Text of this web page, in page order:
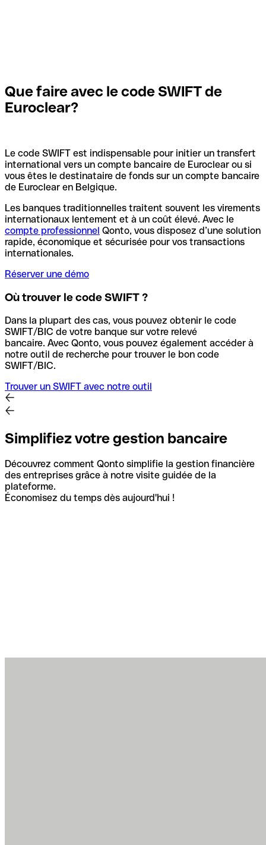
Que faire avec le code SWIFT de
Euroclear?
Le code SWIFT est indispensable pour initier un transfert
international vers un compte bancaire de Euroclear ou si
vous êtes le destinataire de fonds sur un compte bancaire
de Euroclear en Belgique.
Les banques traditionnelles traitent souvent les virements
internationaux lentement et à un coût élevé. Avec le
compte professionnel Qonto, vous disposez d’une solution
rapide, économique et sécurisée pour vos transactions
internationales.
Réserver une démo
Où trouver le code SWIFT ?
Dans la plupart des cas, vous pouvez obtenir le code
SWIFT/BIC de votre banque sur votre relevé
bancaire. Avec Qonto, vous pouvez également accéder à
notre outil de recherche pour trouver le bon code
SWIFT/BIC.
Trouver un SWIFT avec notre outil
Simplifiez votre gestion bancaire
Découvrez comment Qonto simplifie la gestion financière
des entreprises grâce à notre visite guidée de la
plateforme.
Économisez du temps dès aujourd'hui !